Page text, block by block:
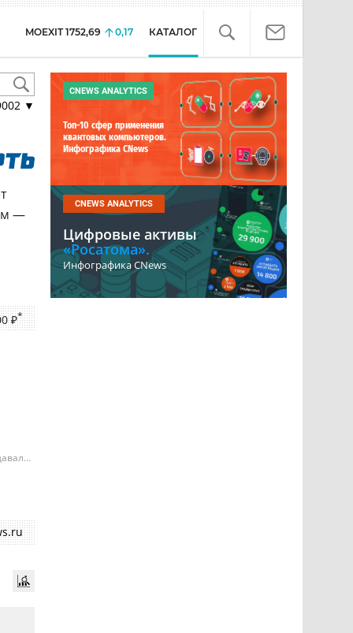
MOEXIT 1752,69 0,17 КАТАЛОГ
▼
—
₽*
CNEWS ANALYTICS
Топ-10 сфер применения
квантовых компьютеров.
Инфографика CNews
CNEWS ANALYTICS
Цифровые активы
«Росатома».
Инфографика CNews